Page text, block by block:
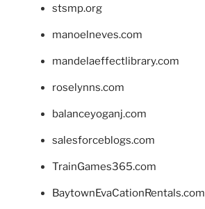
stsmp.org
manoelneves.com
mandelaeffectlibrary.com
roselynns.com
balanceyoganj.com
salesforceblogs.com
TrainGames365.com
BaytownEvaCationRentals.com